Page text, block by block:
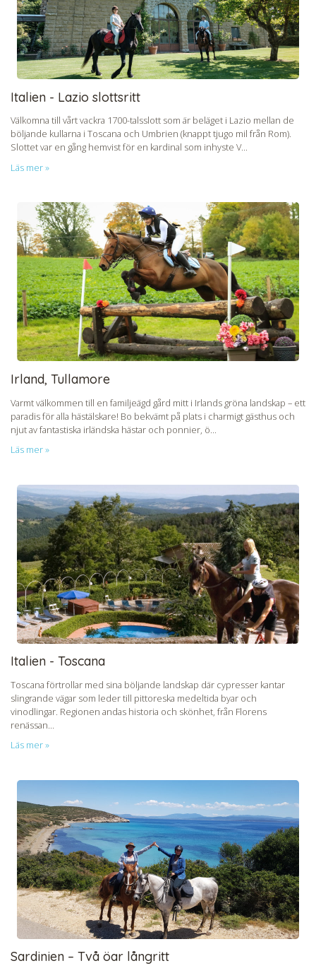
Italien - Lazio slottsritt
Välkomna till vårt vackra 1700-talsslott som är beläget i Lazio mellan de
böljande kullarna i Toscana och Umbrien (knappt tjugo mil från Rom).
Slottet var en gång hemvist för en kardinal som inhyste V...
Läs mer »
Irland, Tullamore
Varmt välkommen till en familjeägd gård mitt i Irlands gröna landskap – ett
paradis för alla hästälskare! Bo bekvämt på plats i charmigt gästhus och
njut av fantastiska irländska hästar och ponnier, ö...
Läs mer »
Italien - Toscana
Toscana förtrollar med sina böljande landskap där cypresser kantar
slingrande vägar som leder till pittoreska medeltida byar och
vinodlingar. Regionen andas historia och skönhet, från Florens
renässan...
Läs mer »
Sardinien – Två öar långritt